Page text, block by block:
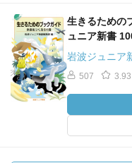
生きるための
ュニア新書
岩波ジュニア
507 3.93